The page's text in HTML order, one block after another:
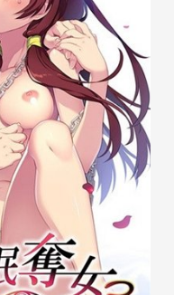
ね の
へ ほ
め も
よ
ろ